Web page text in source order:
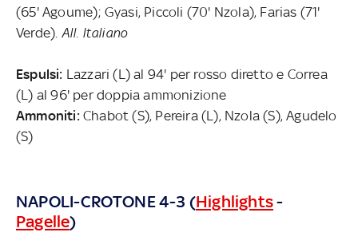
(65' Agoume); Gyasi, Piccoli (70' Nzola), Farias (71'
Verde). All. Italiano
Espulsi: Lazzari (L) al 94' per rosso diretto e Correa
(L) al 96' per doppia ammonizione
Ammoniti: Chabot (S), Pereira (L), Nzola (S), Agudelo
(S)
NAPOLI-CROTONE 4-3 (Highlights-
Pagelle)